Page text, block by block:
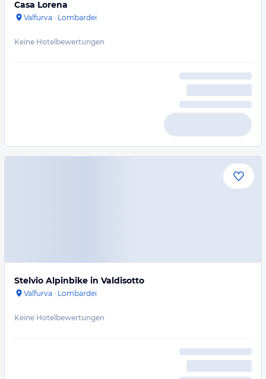
Casa Lorena
Valfurva · Lombardei
Keine Hotelbewertungen
Stelvio Alpinbike in Valdisotto
Valfurva · Lombardei
Keine Hotelbewertungen